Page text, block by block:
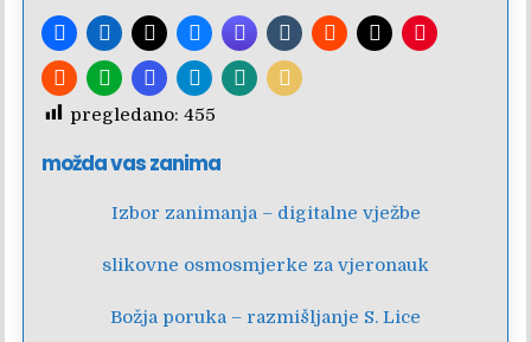
pregledano: 455
možda vas zanima
Izbor zanimanja – digitalne vježbe
slikovne osmosmjerke za vjeronauk
Božja poruka – razmišljanje S. Lice